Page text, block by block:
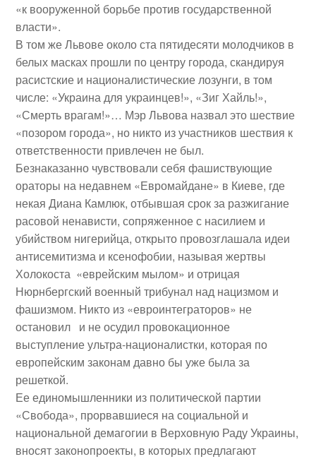
«к вооруженной борьбе против государственной
власти».
В том же Львове около ста пятидесяти молодчиков в
белых масках прошли по центру города, скандируя
расистские и националистические лозунги, в том
числе: «Украина для украинцев!», «Зиг Хайль!»,
«Смерть врагам!»… Мэр Львова назвал это шествие
«позором города», но никто из участников шествия к
ответственности привлечен не был.
Безнаказанно чувствовали себя фашиствующие
ораторы на недавнем «Евромайдане» в Киеве, где
некая Диана Камлюк, отбывшая срок за разжигание
расовой ненависти, сопряженное с насилием и
убийством нигерийца, открыто провозглашала идеи
антисемитизма и ксенофобии, называя жертвы
Холокоста «еврейским мылом» и отрицая
Нюрнбергский военный трибунал над нацизмом и
фашизмом. Никто из «евроинтеграторов» не
остановил и не осудил провокационное
выступление ультра-националистки, которая по
европейским законам давно бы уже была за
решеткой.
Ее единомышленники из политической партии
«Свобода», прорвавшиеся на социальной и
национальной демагогии в Верховную Раду Украины,
вносят законопроекты, в которых предлагают